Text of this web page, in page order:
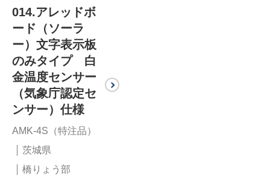
014.アレッドボ
ード（ソーラ
ー）文字表示板
のみタイプ 白
金温度センサー
（気象庁認定セ
ンサー）仕様
AMK-4S（特注品）
茨城県
橋りょう部